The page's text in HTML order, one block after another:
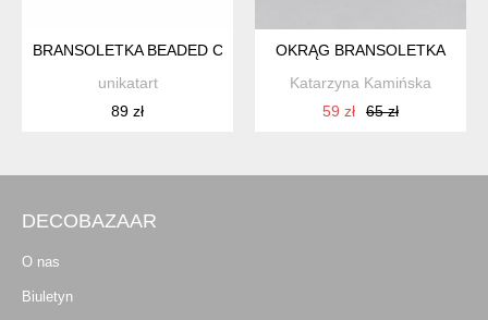
BRANSOLETKA BEADED CHOKER "FIOLETOWA SYMFONIA" -
unikatart
89 zł
OKRĄG BRANSOLETKA
Katarzyna Kamińska
59 zł
65 zł
DECOBAZAAR
O nas
Biuletyn